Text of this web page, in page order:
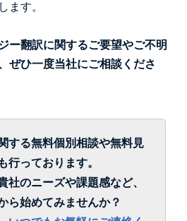
ます。
ー翻訳に関するご要望やご不明
ぜひ一度当社にご相談くださ
する無料個別相談や無料見
行っております。
社のニーズや課題感など、
ら始めてみませんか？